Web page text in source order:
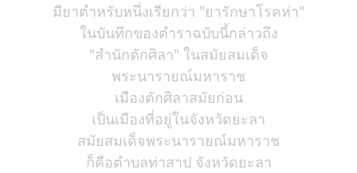
มียาตำหรับหนึ่งเรียกว่า "ยารักษาโรคห่า"
ในบันทึกของตำราฉบับนี้กล่าวถึง
"สำนักตักศิลา" ในสมัยสมเด็จ
พระนารายณ์มหาราช
เมืองตักศิลาสมัยก่อน
เป็นเมืองที่อยู่ในจังหวัดยะลา
สมัยสมเด็จพระนารายณ์มหาราช
ก็คือตำบลท่าสาป จังหวัดยะลา